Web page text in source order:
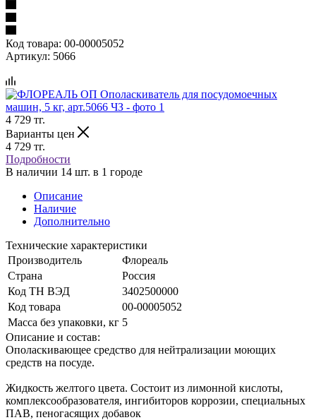
Код товара: 00-00005052
Артикул: 5066
4 729 тг.
Варианты цен
4 729 тг.
Подробности
В наличии 14 шт. в 1 городе
Описание
Наличие
Дополнительно
Технические характеристики
Производитель
Флореаль
Страна
Россия
Код ТН ВЭД
3402500000
Код товара
00-00005052
Масса без упаковки, кг 5
Описание и состав:
Ополаскивающее средство для нейтрализации моющих
средств на посуде.
Жидкость желтого цвета. Состоит из лимонной кислоты,
комплексообразователя, ингибиторов коррозии, специальных
ПАВ, пеногасящих добавок